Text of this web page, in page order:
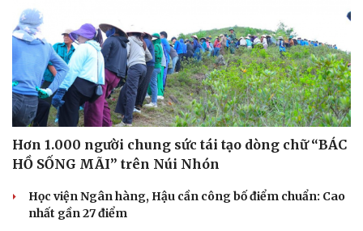
Hơn 1.000 người chung sức tái tạo dòng chữ “BÁC
HỒ SỐNG MÃI” trên Núi Nhón
Học viện Ngân hàng, Hậu cần công bố điểm chuẩn: Cao
nhất gần 27 điểm